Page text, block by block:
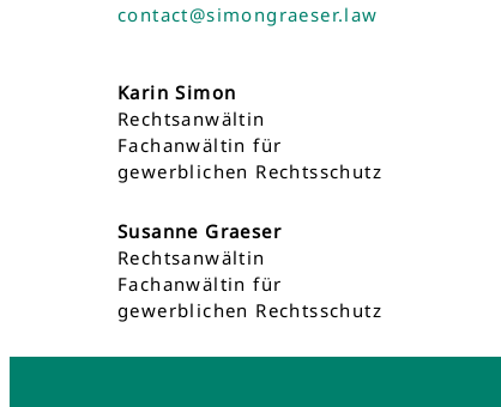
contact@simongraeser.law
Karin Simon
Rechtsanwältin
Fachanwältin für
gewerblichen Rechtsschutz
Susanne Graeser
Rechtsanwältin
Fachanwältin für
gewerblichen Rechtsschutz